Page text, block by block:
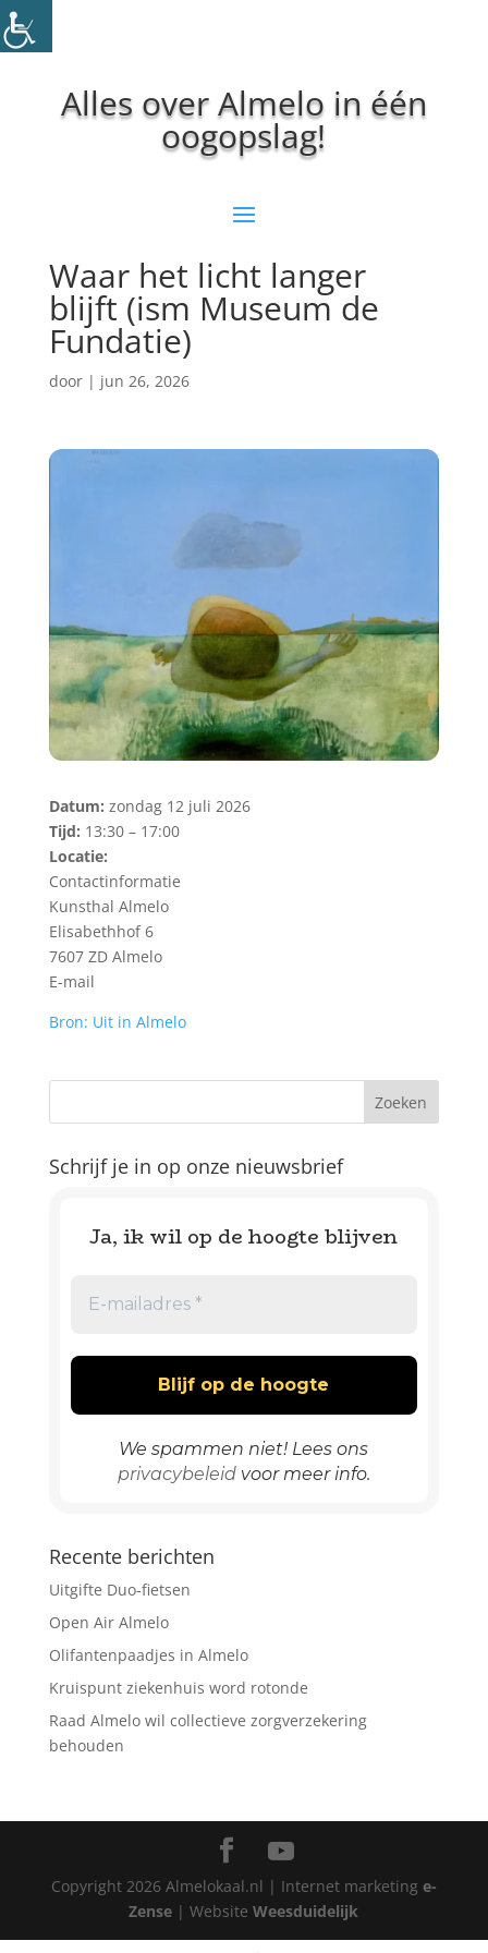
Alles over Almelo in één
oogopslag!
Waar het licht langer
blijft (ism Museum de
Fundatie)
door | jun 26, 2026
Datum: zondag 12 juli 2026
Tijd: 13:30 – 17:00
Locatie:
Contactinformatie
Kunsthal Almelo
Elisabethhof 6
7607 ZD Almelo
E-mail
Bron: Uit in Almelo
Schrijf je in op onze nieuwsbrief
Ja, ik wil op de hoogte blijven
We spammen niet! Lees ons
privacybeleidvoor meer info.
Recente berichten
Uitgifte Duo-fietsen
Open Air Almelo
Olifantenpaadjes in Almelo
Kruispunt ziekenhuis word rotonde
Raad Almelo wil collectieve zorgverzekering
behouden
Copyright 2026 Almelokaal.nl | Internet marketing e-
Zense | WebsiteWeesduidelijk